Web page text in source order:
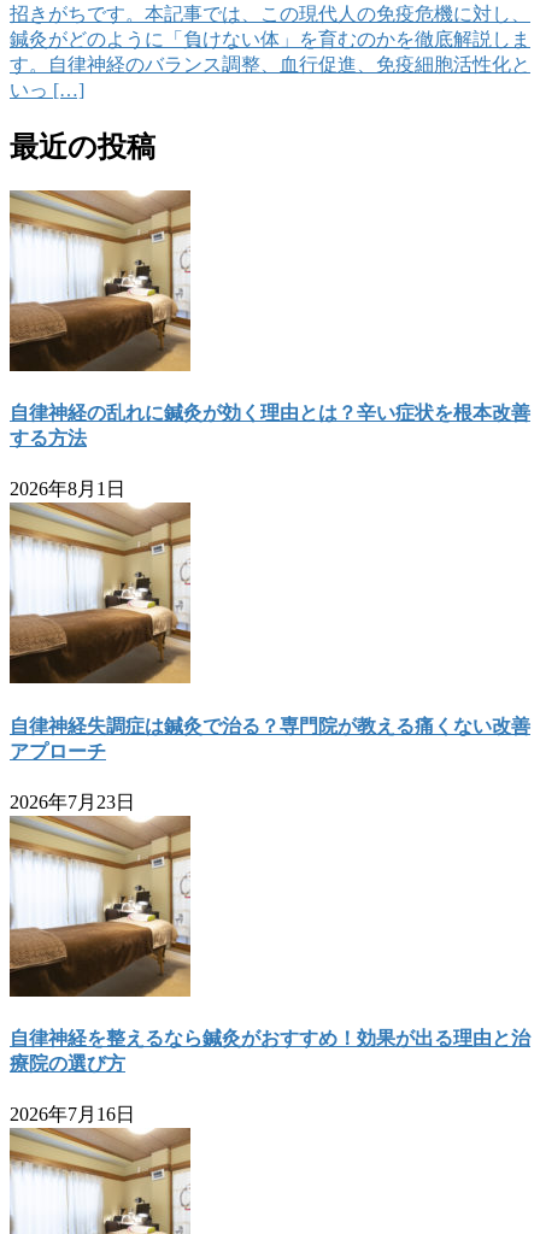
招きがちです。本記事では、この現代人の免疫危機に対し、
鍼灸がどのように「負けない体」を育むのかを徹底解説しま
す。自律神経のバランス調整、血行促進、免疫細胞活性化と
いっ […]
最近の投稿
自律神経の乱れに鍼灸が効く理由とは？辛い症状を根本改善
する方法
2026年8月1日
自律神経失調症は鍼灸で治る？専門院が教える痛くない改善
アプローチ
2026年7月23日
自律神経を整えるなら鍼灸がおすすめ！効果が出る理由と治
療院の選び方
2026年7月16日